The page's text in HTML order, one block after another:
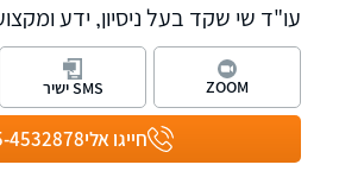
עו"ד שי שקד בעל ניסיון, ידע
המשפט הפלילי אשר נצברו
ייצג חשודים ונאשמים בתיקים
ומורכבים.
חייגו אלי4532878
ZOOM SMS ישיר